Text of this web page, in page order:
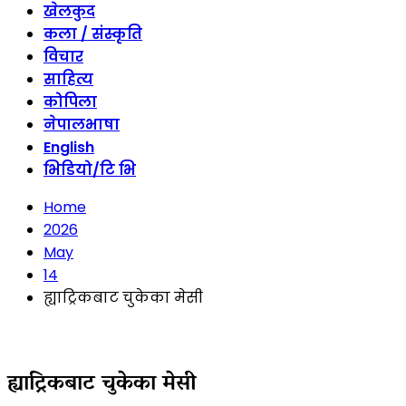
खेलकुद
कला / संस्कृति
विचार
साहित्य
कोपिला
नेपालभाषा
English
भिडियो/टि भि
Home
2026
May
14
ह्याट्रिकबाट चुकेका मेसी
ह्याट्रिकबाट चुकेका मेसी